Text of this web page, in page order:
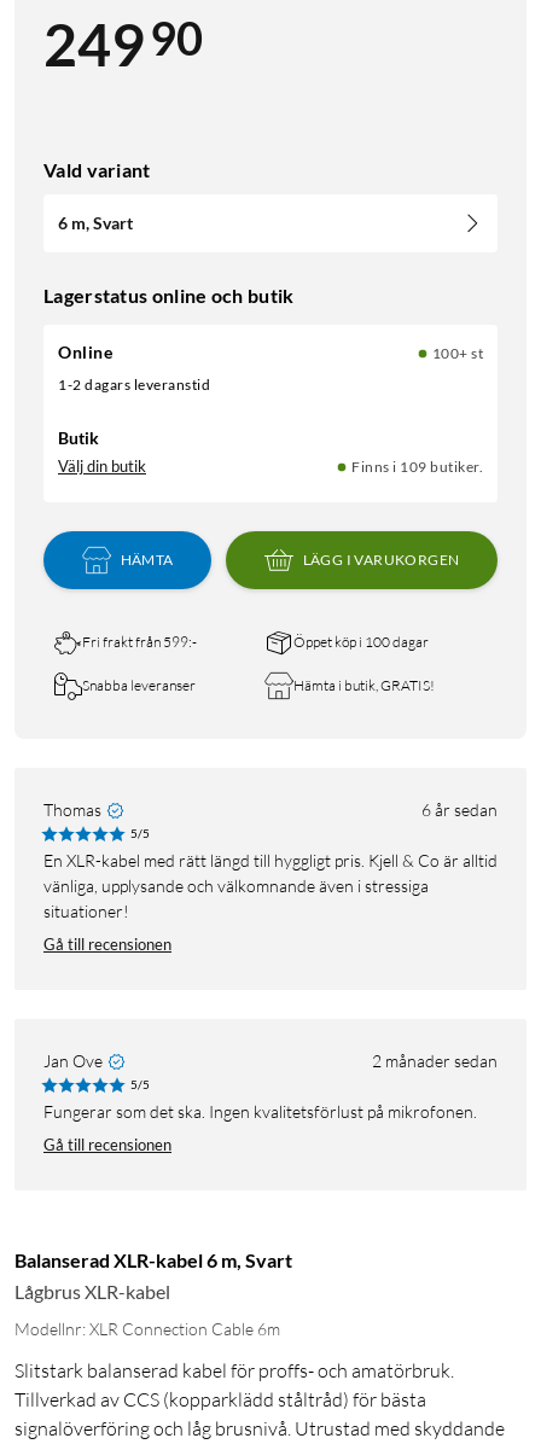
24990
Vald variant
6 m, Svart
Lagerstatus online och butik
Online
100+ st
1-2 dagars leveranstid
Butik
Välj din butik Finns i 109 butiker.
HÄMTA LÄGG I VARUKORGEN
Fri frakt från 599:- Öppet köp i 100 dagar
Snabba leveranser Hämta i butik, GRATIS!
Thomas 6 år sedan
5/5
En XLR-kabel med rätt längd till hyggligt pris. Kjell & Co är alltid
vänliga, upplysande och välkomnande även i stressiga
situationer!
Gå till recensionen
Jan Ove 2 månader sedan
5/5
Fungerar som det ska. Ingen kvalitetsförlust på mikrofonen.
Gå till recensionen
Balanserad XLR-kabel 6 m, Svart
Lågbrus XLR-kabel
Modellnr: XLR Connection Cable 6m
Slitstark balanserad kabel för proffs- och amatörbruk.
Tillverkad av CCS (kopparklädd ståltråd) för bästa
signalöverföring och låg brusnivå. Utrustad med skyddande